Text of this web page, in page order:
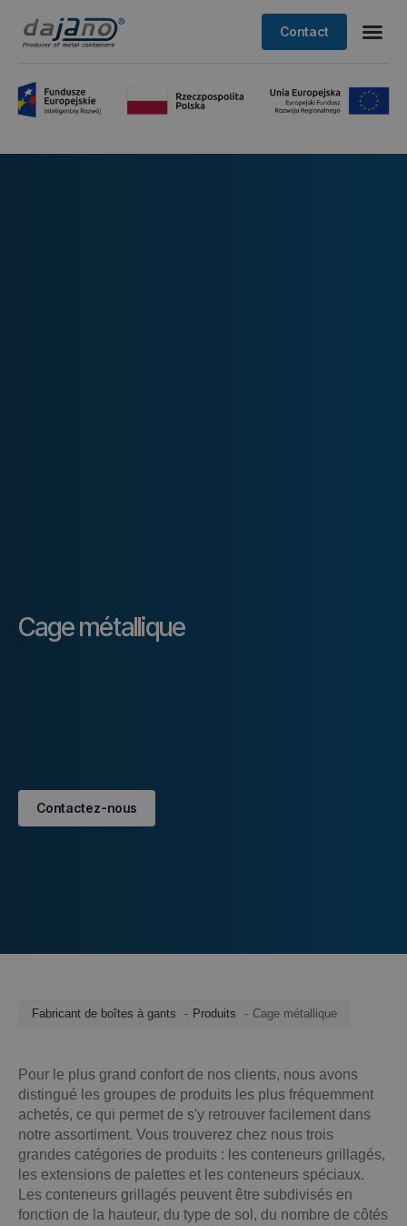
Contact
Cage métallique
Contactez-nous
Fabricant de boîtes à gants Produits Cage métallique
Pour le plus grand confort de nos clients, nous avons
distingué les groupes de produits les plus fréquemment
achetés, ce qui permet de s'y retrouver facilement dans
notre assortiment. Vous trouverez chez nous trois
grandes catégories de produits : les conteneurs grillagés,
les extensions de palettes et les conteneurs spéciaux.
Les conteneurs grillagés peuvent être subdivisés en
fonction de la hauteur, du type de sol, du nombre de côtés